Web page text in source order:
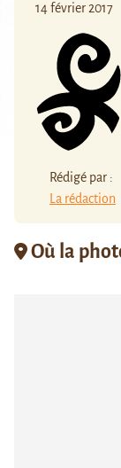
14 février 2017
Rédigé par :
La rédaction
Où la